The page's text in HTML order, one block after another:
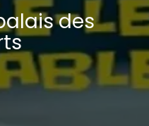
des